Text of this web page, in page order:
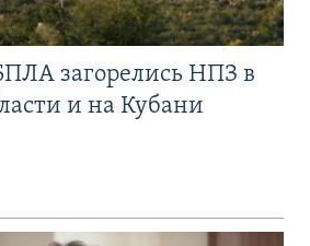
загорелись НПЗ в
и на Кубани